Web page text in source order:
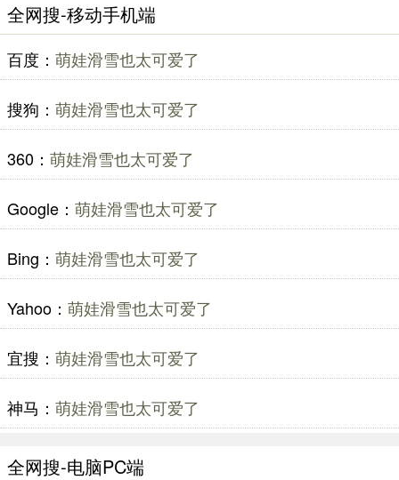
全网搜-移动手机端
百度： 萌娃滑雪也太可爱了
搜狗： 萌娃滑雪也太可爱了
360： 萌娃滑雪也太可爱了
Google： 萌娃滑雪也太可爱了
Bing： 萌娃滑雪也太可爱了
Yahoo： 萌娃滑雪也太可爱了
宜搜： 萌娃滑雪也太可爱了
神马： 萌娃滑雪也太可爱了
全网搜-电脑PC端